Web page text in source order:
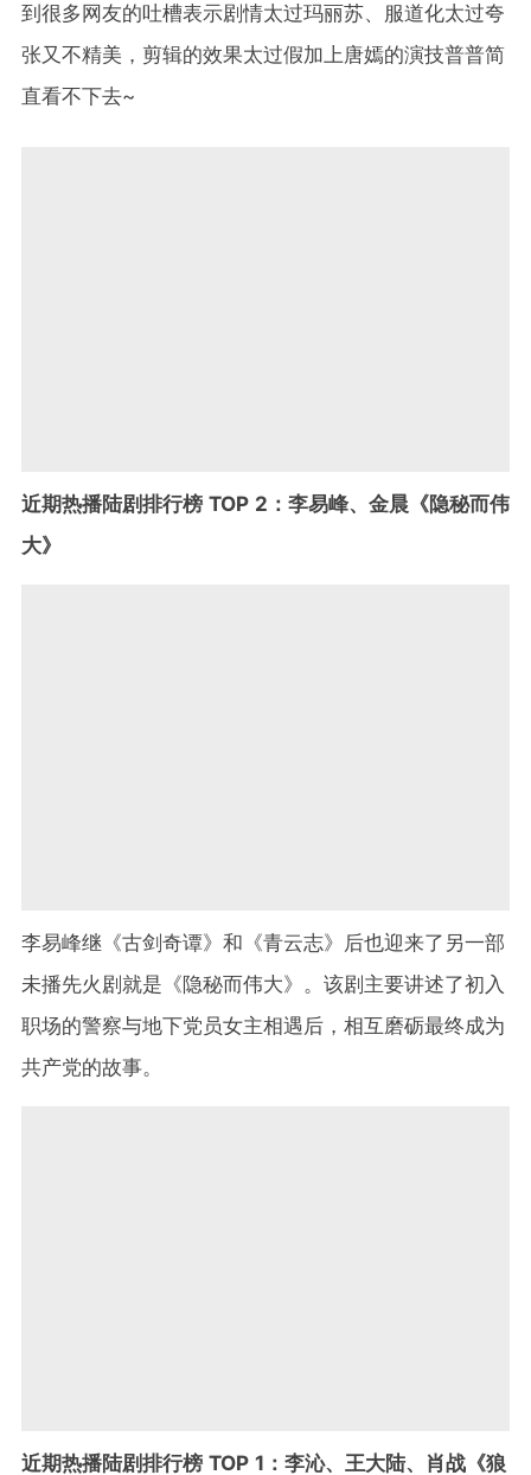
到很多网友的吐槽表示剧情太过玛丽苏、服道化太过夸
张又不精美，剪辑的效果太过假加上唐嫣的演技普普简
直看不下去~
近期热播陆剧排行榜 TOP 2：李易峰、金晨《隐秘而伟
大》
李易峰继《古剑奇谭》和《青云志》后也迎来了另一部
未播先火剧就是《隐秘而伟大》。该剧主要讲述了初入
职场的警察与地下党员女主相遇后，相互磨砺最终成为
共产党的故事。
近期热播陆剧排行榜 TOP 1：李沁、王大陆、肖战《狼